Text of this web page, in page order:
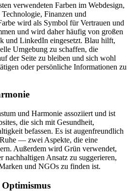
verwendeten Farben im Webdesign,
Finanzen und
wird als Symbol für Vertrauen und
und wird daher häufig von großen
und LinkedIn eingesetzt. Blau hilft,
Umgebung zu schaffen, die
der Seite zu bleiben und sich wohl
oder persönliche Informationen zu
und Harmonie assoziiert und ist
die sich mit Gesundheit,
befassen. Es ist augenfreundlich
— zwei Aspekte, die eine
Außerdem wird Grün verwendet,
nachhaltigen Ansatz zu suggerieren,
und NGOs zu finden ist.